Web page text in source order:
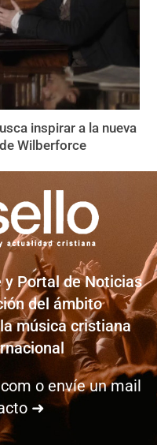
inspirar a la nueva
Wilberforce
y Portal de Noticias
del ámbito
música cristiana
o envíe un mail
➜